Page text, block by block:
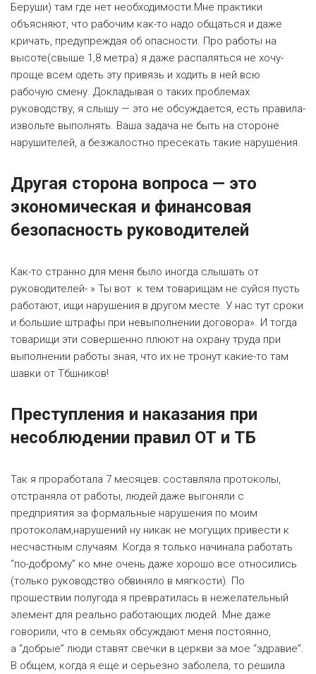
Беруши) там где нет необходимости.Мне практики
объясняют, что рабочим как-то надо общаться и даже
кричать, предупреждая об опасности. Про работы на
высоте(свыше 1,8 метра) я даже распаляться не хочу-
проще всем одеть эту привязь и ходить в ней всю
рабочую смену. Докладывая о таких проблемах
руководству, я слышу — это не обсуждается, есть правила-
извольте выполнять. Ваша задача не быть на стороне
нарушителей, а безжалостно пресекать такие нарушения.
Другая сторона вопроса — это
экономическая и финансовая
безопасность руководителей
Как-то странно для меня было иногда слышать от
руководителей- » Ты вот к тем товарищам не суйся пусть
работают, ищи нарушения в другом месте. У нас тут сроки
и большие штрафы при невыполнении договора». И тогда
товарищи эти совершенно плюют на охрану труда при
выполнении работы зная, что их не тронут какие-то там
шавки от Тбшников!
Преступления и наказания при
несоблюдении правил ОТ и ТБ
Так я проработала 7 месяцев: составляла протоколы,
отстраняла от работы, людей даже выгоняли с
предприятия за формальные нарушения по моим
протоколам,нарушений ну никак не могущих привести к
несчастным случаям. Когда я только начинала работать
“по-доброму” ко мне очень даже хорошо все относились
(только руководство обвиняло в мягкости). По
прошествии полугода я превратилась в нежелательный
элемент для реально работающих людей. Мне даже
говорили, что в семьях обсуждают меня постоянно,
а “добрые” люди ставят свечки в церкви за мое “здравие”.
В общем, когда я еще и серьезно заболела, то решила